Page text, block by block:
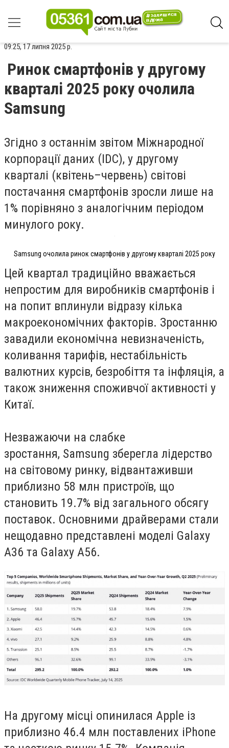
09:25, 17 липня 2025 р.
Ринок смартфонів у другому
кварталі 2025 року очолила
Samsung
Згідно з останнім звітом Міжнародної
корпорації даних (IDC), у другому
кварталі (квітень–червень) світові
постачання смартфонів зросли лише на
1% порівняно з аналогічним періодом
минулого року.
Samsung очолила ринок смартфонів у другому кварталі 2025 року
Цей квартал традиційно вважається
непростим для виробників смартфонів і
на попит вплинули відразу кілька
макроекономічних факторів. Зростанню
завадили економічна невизначеність,
коливання тарифів, нестабільність
валютних курсів, безробіття та інфляція, а
також зниження споживчої активності у
Китаї.
Незважаючи на слабке
зростання, Samsung зберегла лідерство
на світовому ринку, відвантаживши
приблизно 58 млн пристроїв, що
становить 19.7% від загального обсягу
поставок. Основними драйверами стали
нещодавно представлені моделі Galaxy
A36 та Galaxy A56.
На другому місці опинилася Apple із
приблизно 46.4 млн поставлених iPhone